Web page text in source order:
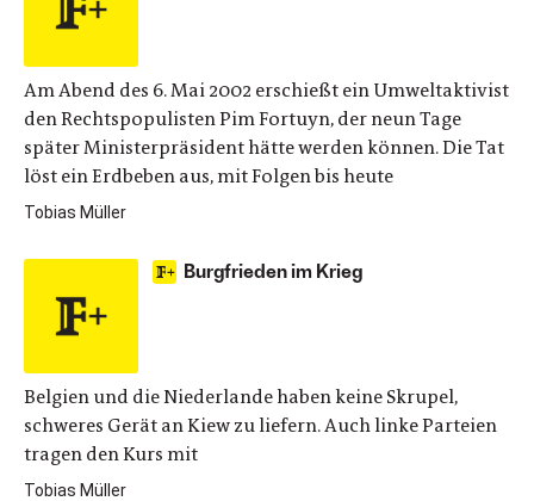
Am Abend des 6. Mai 2002 erschießt ein Umweltaktivist
den Rechtspopulisten Pim Fortuyn, der neun Tage
später Ministerpräsident hätte werden können. Die Tat
löst ein Erdbeben aus, mit Folgen bis heute
Tobias Müller
Burgfrieden im Krieg
Belgien und die Niederlande haben keine Skrupel,
schweres Gerät an Kiew zu liefern. Auch linke Parteien
tragen den Kurs mit
Tobias Müller